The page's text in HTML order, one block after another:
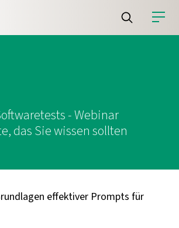
- Webinar
das Sie wissen sollten
effektiver Prompts für